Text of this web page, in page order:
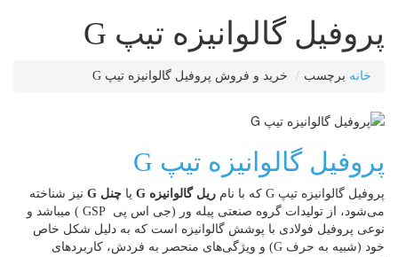
پروفیل گالوانیزه تیپ G
خانه برچسب خرید و فروش پروفیل گالوانیزه تیپ G
پروفیل گالوانیزه تیپ G
پروفیل گالوانیزه تیپ G که با نام ریل گالوانیزه G یا چنل G
نیز شناخته
می‌شود، از تولیدات گروه صنعتی پیله ور (جی اس پی GSP ) میباشد و
نوعی پروفیل فولادی با پوشش گالوانیزه است که به دلیل شکل خاص
خود (شبیه به حرف G) و ویژگی‌های منحصر به فردش، کاربردهای